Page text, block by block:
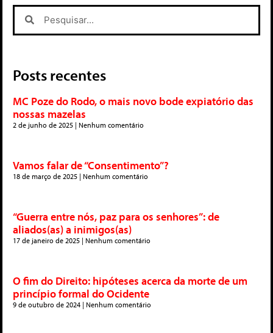
Posts recentes
MC Poze do Rodo, o mais novo bode expiatório das
nossas mazelas
2 de junho de 2025 Nenhum comentário
Vamos falar de “Consentimento”?
18 de março de 2025 Nenhum comentário
“Guerra entre nós, paz para os senhores”: de
aliados(as) a inimigos(as)
17 de janeiro de 2025 Nenhum comentário
O fim do Direito: hipóteses acerca da morte de um
princípio formal do Ocidente
9 de outubro de 2024 Nenhum comentário